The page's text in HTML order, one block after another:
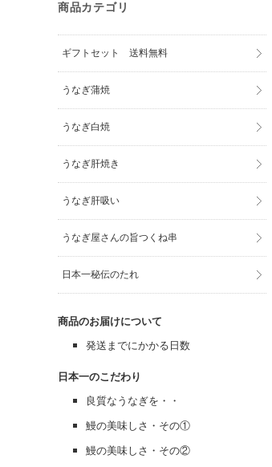
商品カテゴリ
ギフトセット 送料無料
うなぎ蒲焼
うなぎ白焼
うなぎ肝焼き
うなぎ肝吸い
うなぎ屋さんの旨つくね串
日本一秘伝のたれ
商品のお届けについて
発送までにかかる日数
日本一のこだわり
良質なうなぎを・・
鰻の美味しさ・その①
鰻の美味しさ・その②